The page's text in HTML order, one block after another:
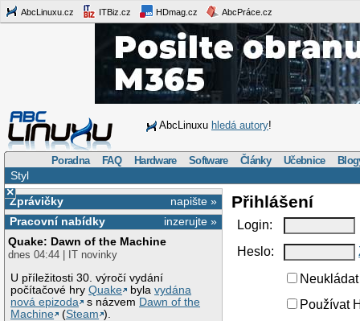
AbcLinuxu.cz ITBiz.cz HDmag.cz AbcPráce.cz
AbcLinuxu hledá autory!
Poradna FAQ Hardware Software Články Učebnice
Styl
×
napište »
Zprávičky
inzerujte »
Pracovní nabídky
Quake: Dawn of the Machine
dnes 04:44 | IT novinky
U příležitosti 30. výročí vydání
počítačové hryQuake bylavydána
nová epizoda
s názvem Dawn of the
Machine
(Steam ).
Přihlášení
Login:
Heslo:
Používat